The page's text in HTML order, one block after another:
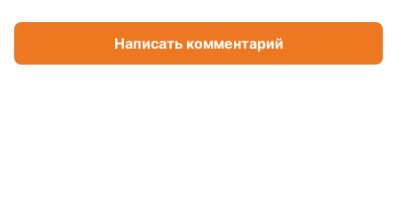
Написать комментарий